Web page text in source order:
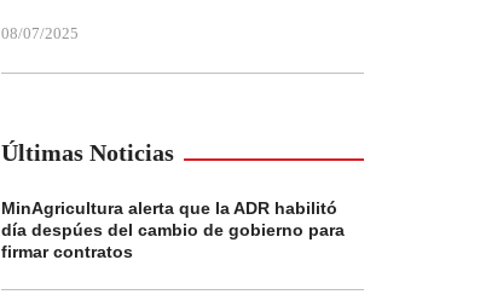
08/07/2025
Últimas Noticias
MinAgricultura alerta que la ADR habilitó
día despúes del cambio de gobierno para
firmar contratos